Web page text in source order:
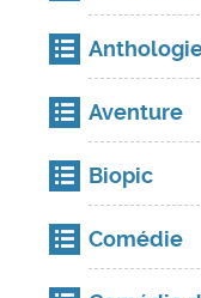
Aventure
Biopic
Comédie